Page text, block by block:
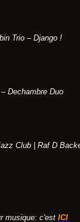
Trio – Django !
Dechambre Duo
Club | Raf D
musique: c'est ICI